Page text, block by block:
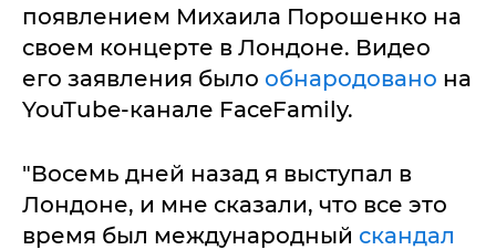
появлением Михаила Порошенко на
своем концерте в Лондоне. Видео
его заявления было обнародовано на
YouTube-канале FaceFamily.
"Восемь дней назад я выступал в
Лондоне, и мне сказали, что все это
время был международный скандал